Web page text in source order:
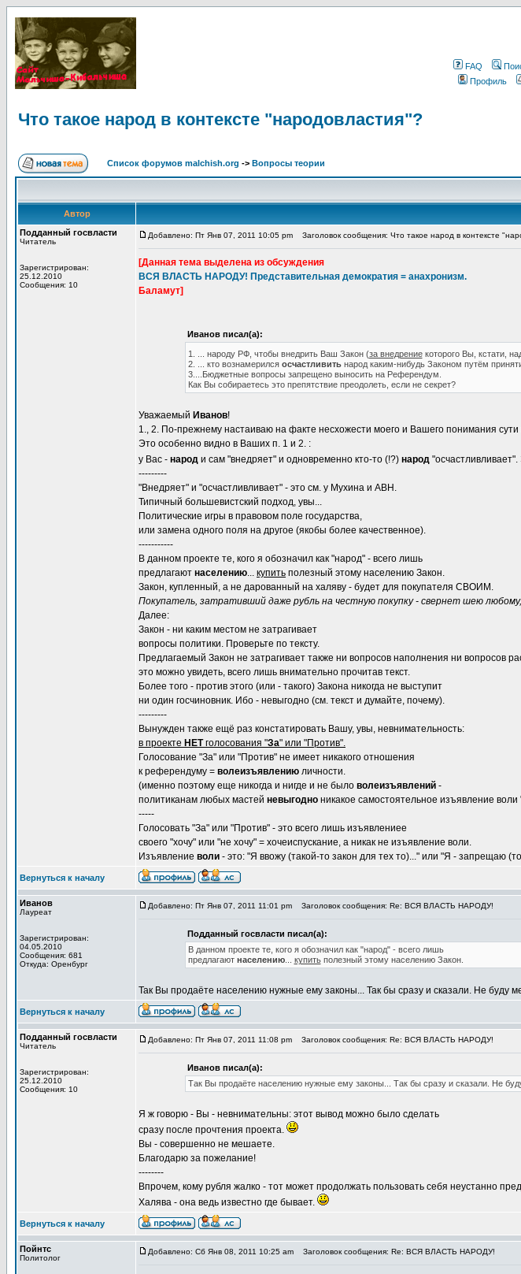
FAQ
Профиль
Что такое народ в контексте "народовластия"?
Список форумов malchish.org -> Вопросы теории
Автор
Подданный госвласти
Читатель
Зарегистрирован:
25.12.2010
Сообщения: 10
Добавлено: Пт Янв 07, 2011 10:05 pm Заголовок сообщения: Что такое народ в контексте
[Данная тема выделена из обсуждения
ВСЯ ВЛАСТЬ НАРОДУ! Представительная демократия = анахронизм.
Баламут]
Иванов писал(а):
1. ... народу РФ, чтобы внедрить Ваш Закон (за внедрениекоторого Вы, кстати,
2. ... кто вознамерился осчастливитьнарод каким-нибудь Законом путём
3....Бюджетные вопросы запрещено выносить на Референдум.
Как Вы собираетесь это препятствие преодолеть, если не секрет?
Уважаемый Иванов!
1., 2. По-прежнему настаиваю на факте несхожести моего и Вашего понимания
Это особенно видно в Ваших п. 1 и 2. :
у Вас - народ и сам "внедряет" и одновременно кто-то (!?) народ
---------
"Внедряет" и "осчастливливает" - это см. у Мухина и АВН.
Типичный большевистский подход, увы...
Политические игры в правовом поле государства,
или замена одного поля на другое (якобы более качественное).
-----------
В данном проекте те, кого я обозначил как "народ" - всего лишь
предлагают населению... купить полезный этому населению Закон.
Закон, купленный, а не дарованный на халяву - будет для покупателя СВОИМ.
Покупатель, затративший даже рубль на честную покупку - свернет шею
Далее:
Закон - ни каким местом не затрагивает
вопросы политики. Проверьте по тексту.
Предлагаемый Закон не затрагивает также ни вопросов наполнения ни вопросов
это можно увидеть, всего лишь внимательно прочитав текст.
Более того - против этого (или - такого) Закона никогда не выступит
ни один госчиновник. Ибо - невыгодно (см. текст и думайте, почему).
---------
Вынужден также ещё раз констатировать Вашу, увы, невнимательность:
в проекте НЕТголосования "За" или "Против".
Голосование "За" или "Против" не имеет никакого отношения
к референдуму = волеизъявлению личности.
(именно поэтому еще никогда и нигде и не было волеизъявлений -
политиканам любых мастей невыгодно никакое самостоятельное изъявление
-----
Голосовать "За" или "Против" - это всего лишь изъявлениее
своего "хочу" или "не хочу" = хочеиспускание, а никак не изъявление воли.
Изъявление воли - это: "Я ввожу (такой-то закон для тех то)..." или "Я - запрещаю
Вернуться к началу
Иванов
Лауреат
Зарегистрирован:
04.05.2010
Сообщения: 681
Откуда: Оренбург
Добавлено: Пт Янв 07, 2011 11:01 pm Заголовок сообщения: Re: ВСЯ ВЛАСТЬ НАРОДУ!
Подданный госвласти писал(а):
В данном проекте те, кого я обозначил как "народ" - всего лишь
предлагают населению... купитьполезный этому населению Закон.
Так Вы продаёте населению нужные ему законы... Так бы сразу и сказали. Не буду
Вернуться к началу
Подданный госвласти
Читатель
Зарегистрирован:
25.12.2010
Сообщения: 10
Добавлено: Пт Янв 07, 2011 11:08 pm Заголовок сообщения: Re: ВСЯ ВЛАСТЬ НАРОДУ!
Иванов писал(а):
Так Вы продаёте населению нужные ему законы... Так бы сразу и сказали. Не
Я ж говорю - Вы - невнимательны: этот вывод можно было сделать
сразу после прочтения проекта.
Вы - совершенно не мешаете.
Благодарю за пожелание!
--------
Впрочем, кому рубля жалко - тот может продолжать пользовать себя неустанно
Халява - она ведь известно где бывает.
Вернуться к началу
Пойнтс
Политолог
Добавлено: Сб Янв 08, 2011 10:25 am Заголовок сообщения: Re: ВСЯ ВЛАСТЬ НАРОДУ!